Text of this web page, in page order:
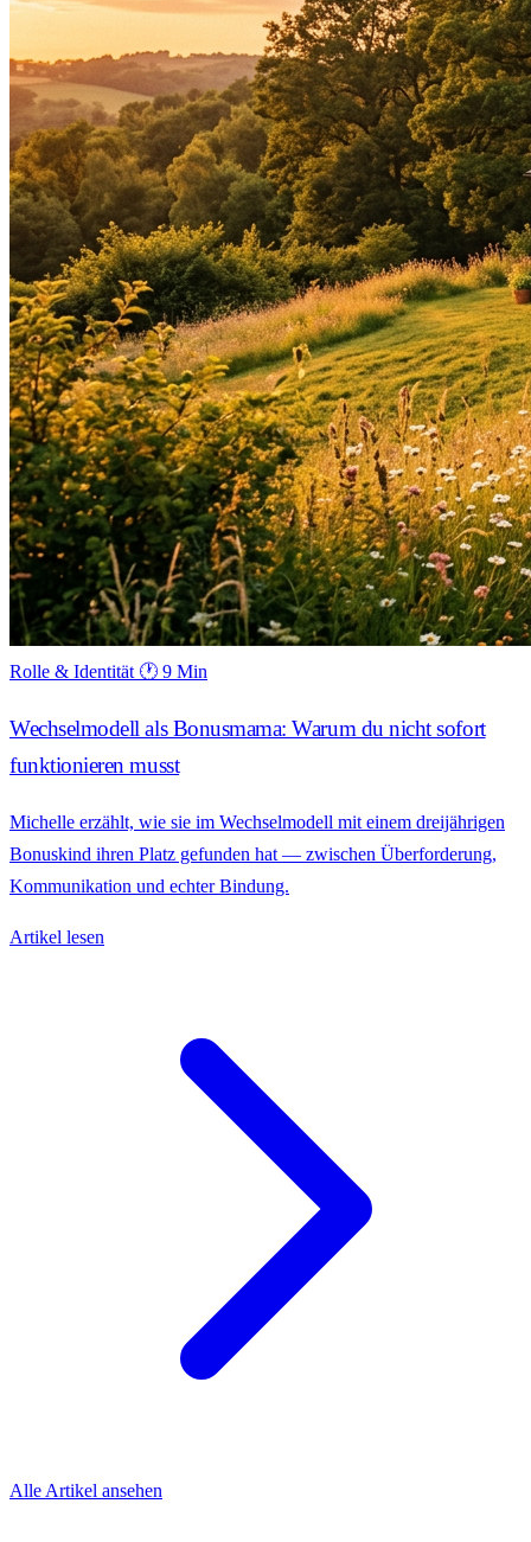
Rolle & Identität 🕐 9 Min
Wechselmodell als Bonusmama: Warum du nicht sofort
funktionieren musst
Michelle erzählt, wie sie im Wechselmodell mit einem dreijährigen
Bonuskind ihren Platz gefunden hat — zwischen Überforderung,
Kommunikation und echter Bindung.
Artikel lesen
Alle Artikel ansehen